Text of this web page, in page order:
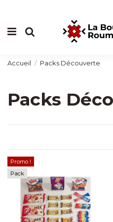
Accueil Packs Découverte
Packs
Promo !
Pack